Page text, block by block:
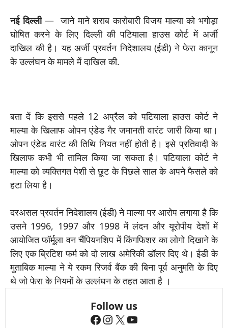
नई दिल्ली— जाने माने शराब कारोबारी विजय माल्या को भगोड़ा
घोषित करने के लिए दिल्ली की पटियाला हाउस कोर्ट में अर्जी
दाखिल की है। यह अर्जी प्रवर्तन निदेशालय (ईडी) ने फेरा कानून
के उल्लंघन के मामले में दाखिल की.
बता दें कि इससे पहले 12 अप्रैल को पटियाला हाउस कोर्ट ने
माल्या के खिलाफ ओपन एंडेड गैर जमानती वारंट जारी किया था।
ओपन एंडेड वारंट की तिथि नियत नहीं होती है। इसे प्रतिवादी के
खिलाफ कभी भी तामिल किया जा सकता है। पटियाला कोर्ट ने
माल्या को व्यक्तिगत पेशी से छूट के पिछले साल के अपने फैसले को
हटा लिया है।
दरअसल प्रवर्तन निदेशालय (ईडी) ने माल्या पर आरोप लगाया है कि
उसने 1996, 1997 और 1998 में लंदन और यूरोपीय देशों में
आयोजित फॉर्मूला वन चैंपियनशिप में किंगफिशर का लोगो दिखाने के
लिए एक ब्रिटिश फर्म को दो लाख अमेरिकी डॉलर दिए थे। ईडी के
मुताबिक माल्या ने ये रकम रिजर्व बैंक की बिना पूर्व अनुमति के दिए
थे जो फेरा के नियमों के उल्लंघन के तहत आता है ।
Follow us
Facebook
Instagram
X YouTube